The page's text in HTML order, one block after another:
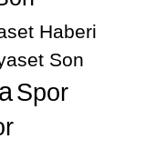
Haberi
Son
Spor